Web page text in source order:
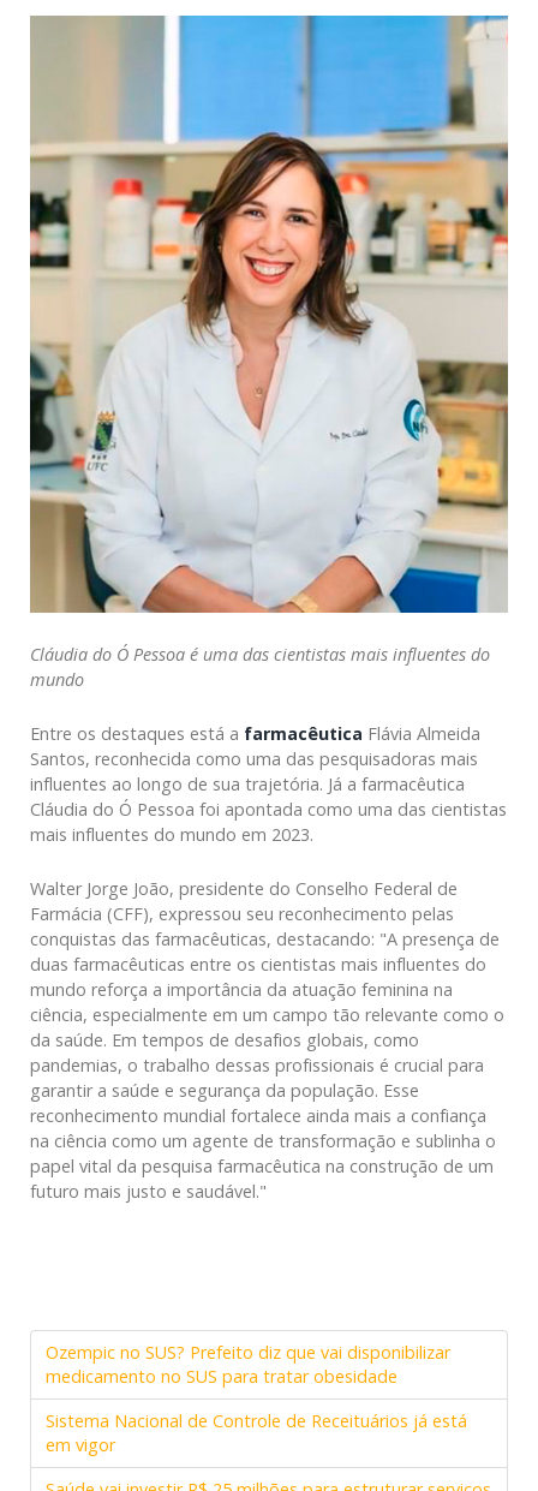
Cláudia do Ó Pessoa é uma das cientistas mais influentes do
mundo
Entre os destaques está a farmacêutica Flávia Almeida
Santos, reconhecida como uma das pesquisadoras mais
influentes ao longo de sua trajetória. Já a farmacêutica
Cláudia do Ó Pessoa foi apontada como uma das cientistas
mais influentes do mundo em 2023.
Walter Jorge João, presidente do Conselho Federal de
Farmácia (CFF), expressou seu reconhecimento pelas
conquistas das farmacêuticas, destacando: "A presença de
duas farmacêuticas entre os cientistas mais influentes do
mundo reforça a importância da atuação feminina na
ciência, especialmente em um campo tão relevante como o
da saúde. Em tempos de desafios globais, como
pandemias, o trabalho dessas profissionais é crucial para
garantir a saúde e segurança da população. Esse
reconhecimento mundial fortalece ainda mais a confiança
na ciência como um agente de transformação e sublinha o
papel vital da pesquisa farmacêutica na construção de um
futuro mais justo e saudável."
Ozempic no SUS? Prefeito diz que vai disponibilizar
medicamento no SUS para tratar obesidade
Sistema Nacional de Controle de Receituários já está
em vigor